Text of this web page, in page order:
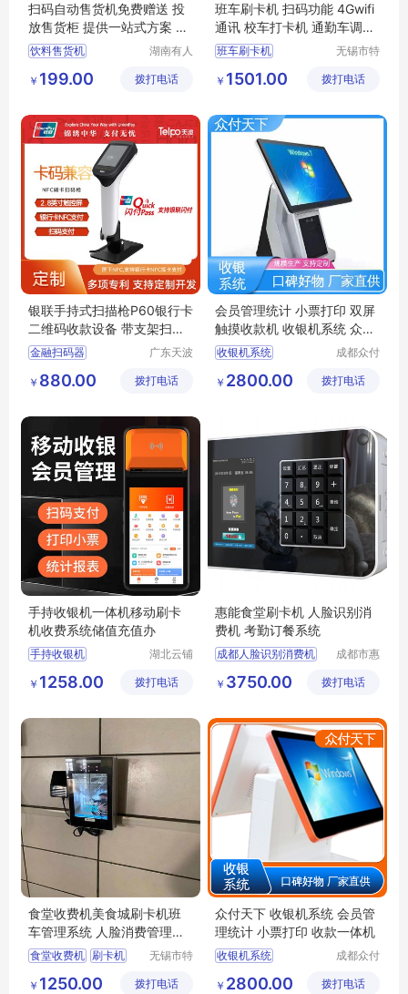
扫码自动售货机免费赠送 投
放售货柜 提供一站式方案 有
人网络
饮料售货机
售货机代运营合作
售货机租赁合作
湖南有人
有限公司
￥ 199.00 拨打电话
班车刷卡机 扫码功能 4Gwifi
通讯 校车打卡机 通勤车调度
系统
班车刷卡机
智能班车系统
班车打卡机
无锡市特
科技有限
￥ 1501.00 拨打电话
银联手持式扫描枪P60银行卡
二维码收款设备 带支架扫描
器硬件厂家
金融扫码器
手持收款设备
广东天波
有限公司
￥ 880.00 拨打电话
会员管理统计 小票打印 双屏
触摸收款机 收银机系统 众付
天下
收银机系统
门店收银系统
成都众付
有限公司
￥ 2800.00 拨打电话
手持收银机一体机移动刷卡
机收费系统储值充值办
手持收银机
收费系统
办会员卡系统
湖北云铺
有限公司
￥ 1258.00 拨打电话
惠能食堂刷卡机 人脸识别消
费机 考勤订餐系统
成都人脸识别消费机
社区智能消费机手机订餐系统
成都市惠
术有限公
￥ 3750.00 拨打电话
食堂收费机美食城刷卡机班
车管理系统 人脸消费管理系
统
食堂收费机 刷卡机
人脸消费机
无锡市特
科技有限
￥ 1250.00 拨打电话
众付天下 收银机系统 会员管
理统计 小票打印 收款一体机
收银机系统
收银系统
成都众付
有限公司
￥ 2800.00 拨打电话